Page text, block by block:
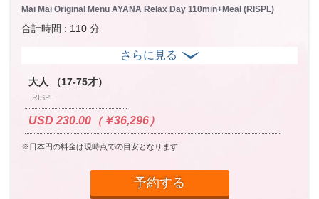
Mai Mai Original Menu AYANA Relax Day 110min+Meal (RISPL)
合計時間 : 110 分
大人 （17-75才）
RISPL
USD 230.00（￥36,296）
※日本円の料金は現時点での目安となります
予約する